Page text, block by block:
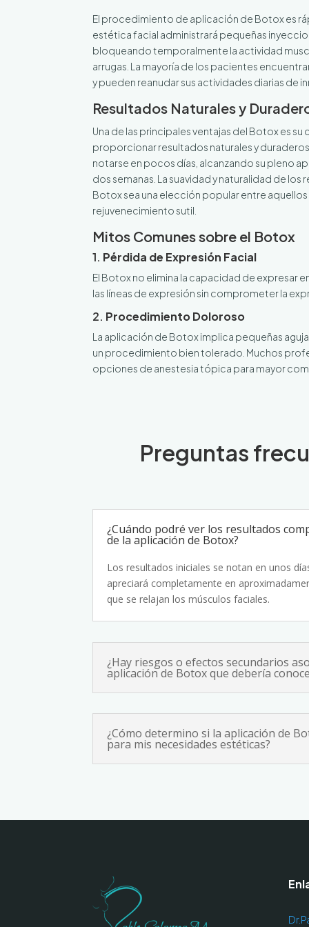
El procedimiento de aplicación de Botox es
estética facial administrará pequeñas
bloqueando temporalmente la actividad
arrugas. La mayoría de los pacientes
y pueden reanudar sus actividades diarias de
Resultados Naturales y
Una de las principales ventajas del Botox es
proporcionar resultados naturales y
notarse en pocos días, alcanzando su pleno
dos semanas. La suavidad y naturalidad de los
Botox sea una elección popular entre
rejuvenecimiento sutil.
Mitos Comunes sobre el Botox
1. Pérdida de Expresión Facial
El Botox no elimina la capacidad de expresar
las líneas de expresión sin comprometer la
2. Procedimiento Doloroso
La aplicación de Botox implica pequeñas
un procedimiento bien tolerado. Muchos
opciones de anestesia tópica para mayor
Preguntas
¿Cuándo podré ver los resultados
de la aplicación de Botox?
Los resultados iniciales se notan en unos
apreciará completamente en
que se relajan los músculos faciales.
¿Hay riesgos o efectos secundarios
aplicación de Botox que debería
¿Cómo determino si la aplicación de
para mis necesidades estéticas?